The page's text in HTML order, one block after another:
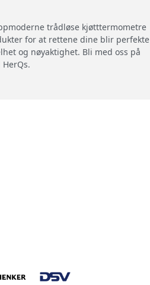
trådløse kjøtttermometre
for at rettene dine blir perfekte
og nøyaktighet. Bli med oss på